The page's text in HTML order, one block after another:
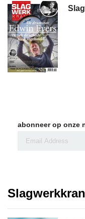
abonneer op onze